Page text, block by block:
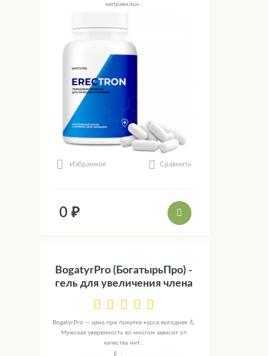
неправильн...
Избранное Сравнить
0 ₽
BogatyrPro (БогатырьПро) -
гель для увеличения члена
BogatyrPro — цена при покупке курса выгоднее 💪
Мужская уверенность во многом зависит от
качества инт...